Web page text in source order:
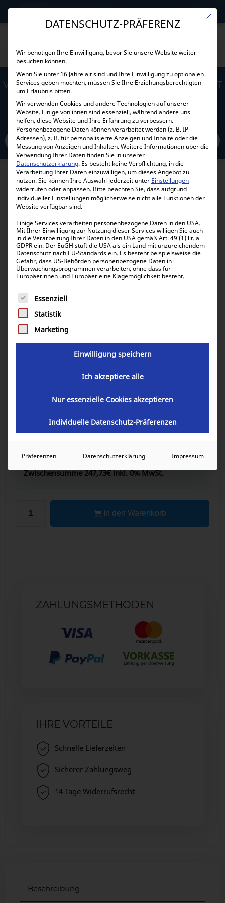
→
VICTRON ENERGY PHOENIX 24/1200 VE.DIRECT
SCHUKO PIN242121200
Home Alle Produkte Wechselrichter Standard Wechselrichter
24 Volt Victron Energy Phoenix 24/1200 VE.Direct Schuko PIN242121200
247,73€ inkl. 0% MwSt.
294,80€
Victron Energy Phoenix 24/1200
VE.Direct Schuko PIN242121200
PIN242121200
Zwischensumme247,73€inkl. 0% MwSt.
In den Warenkorb
ZAHLUNGSMETHODEN
IHRE VORTEILE
Schnelle Lieferzeiten
Sicherer Zahlungsweg
14 Tage Widerrufsrecht
Beschreibung
Mit
DATENSCHUTZ-PRÄFERENZ
Wir benötigen Ihre Einwilligung, bevor Sie unsere Website weiter
besuchen können.
Wenn Sie unter 16 Jahre alt sind und Ihre Einwilligung zu optionalen
Services geben möchten, müssen Sie Ihre Erziehungsberechtigten
um Erlaubnis bitten.
Wir verwenden Cookies und andere Technologien auf unserer
Website. Einige von ihnen sind essenziell, während andere uns
helfen, diese Website und Ihre Erfahrung zu verbessern.
Personenbezogene Daten können verarbeitet werden (z. B. IP-
Adressen), z. B. für personalisierte Anzeigen und Inhalte oder die
Messung von Anzeigen und Inhalten.Weitere Informationen über die
Verwendung Ihrer Daten finden Sie in unserer
Datenschutzerklärung. Es besteht keine Verpflichtung, in die
Verarbeitung Ihrer Daten einzuwilligen, um dieses Angebot zu
nutzen.Sie können Ihre Auswahl jederzeit unter Einstellungen
widerrufen oder anpassen. Bitte beachten Sie, dass aufgrund
individueller Einstellungen möglicherweise nicht alle Funktionen der
Website verfügbar sind.
Einige Services verarbeiten personenbezogene Daten in den USA.
Mit Ihrer Einwilligung zur Nutzung dieser Services willigen Sie auch
in die Verarbeitung Ihrer Daten in den USA gemäß Art. 49 (1) lit. a
GDPR ein. Der EuGH stuft die USA als ein Land mit unzureichendem
Datenschutz nach EU-Standards ein. Es besteht beispielsweise die
Gefahr, dass US-Behörden personenbezogene Daten in
Überwachungsprogrammen verarbeiten, ohne dass für
Europäerinnen und Europäer eine Klagemöglichkeit besteht.
Es folgt eine Liste der Service-Gruppen, für die eine
Essenziell
Statistik
Marketing
Einwilligung speichern
Ich akzeptiere alle
Nur essenzielle Cookies akzeptieren
Individuelle Datenschutz-Präferenzen
Präferenzen Datenschutzerklärung Impressum